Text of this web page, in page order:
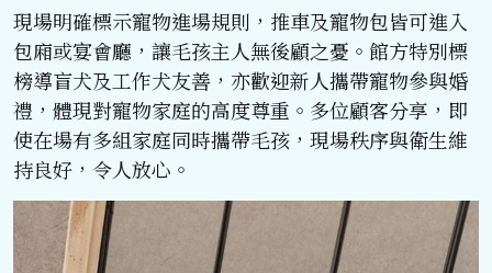
現場明確標示寵物進場規則，推車及寵物包皆可進入
包廂或宴會廳，讓毛孩主人無後顧之憂。館方特別標
榜導盲犬及工作犬友善，亦歡迎新人攜帶寵物參與婚
禮，體現對寵物家庭的高度尊重。多位顧客分享，即
使在場有多組家庭同時攜帶毛孩，現場秩序與衛生維
持良好，令人放心。